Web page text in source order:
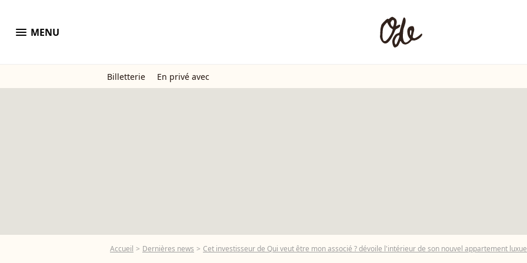
menu MENU
Billetterie En privé avec
Accueil Dernières news Cet investisseur de Qui veut être mon associé ? dévoile l'intérieur de son nouvel appartement